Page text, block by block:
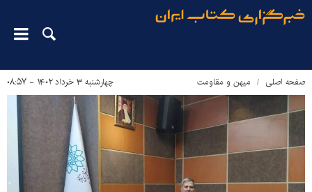
صفحه اصلی میهن و مقاومت چهارشنبه ۳ خرداد ۱۴۰۲ - ۰۸:۵۷